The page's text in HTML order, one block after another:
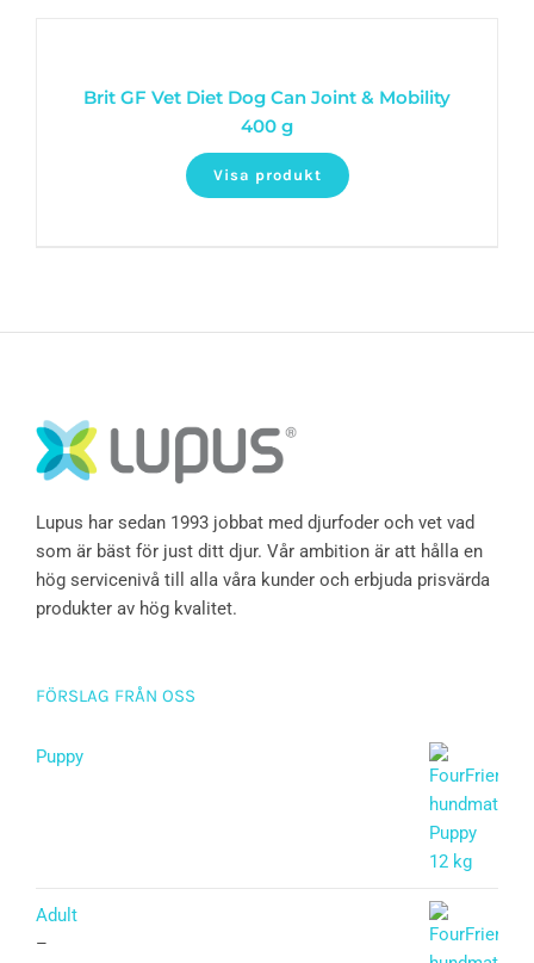
Brit GF Vet Diet Dog Can Joint & Mobility
400 g
Visa produkt
Lupus har sedan 1993 jobbat med djurfoder och vet vad
som är bäst för just ditt djur. Vår ambition är att hålla en
hög servicenivå till alla våra kunder och erbjuda prisvärda
produkter av hög kvalitet.
FÖRSLAG FRÅN OSS
Puppy
Adult
–